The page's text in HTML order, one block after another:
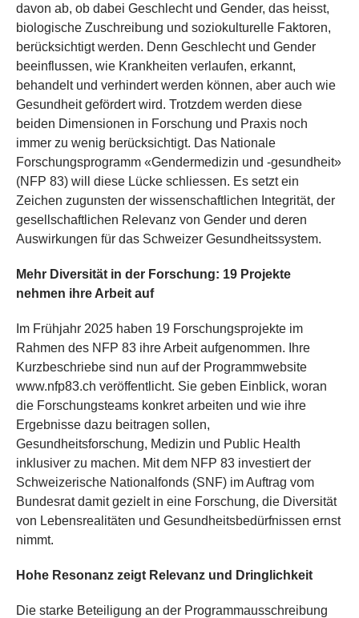
davon ab, ob dabei Geschlecht und Gender, das heisst,
biologische Zuschreibung und soziokulturelle Faktoren,
berücksichtigt werden. Denn Geschlecht und Gender
beeinflussen, wie Krankheiten verlaufen, erkannt,
behandelt und verhindert werden können, aber auch wie
Gesundheit gefördert wird. Trotzdem werden diese
beiden Dimensionen in Forschung und Praxis noch
immer zu wenig berücksichtigt. Das Nationale
Forschungsprogramm «Gendermedizin und -gesundheit»
(NFP 83) will diese Lücke schliessen. Es setzt ein
Zeichen zugunsten der wissenschaftlichen Integrität, der
gesellschaftlichen Relevanz von Gender und deren
Auswirkungen für das Schweizer Gesundheitssystem.
Mehr Diversität in der Forschung: 19 Projekte
nehmen ihre Arbeit auf
Im Frühjahr 2025 haben 19 Forschungsprojekte im
Rahmen des NFP 83 ihre Arbeit aufgenommen. Ihre
Kurzbeschriebe sind nun auf der Programmwebsite
www.nfp83.ch veröffentlicht. Sie geben Einblick, woran
die Forschungsteams konkret arbeiten und wie ihre
Ergebnisse dazu beitragen sollen,
Gesundheitsforschung, Medizin und Public Health
inklusiver zu machen. Mit dem NFP 83 investiert der
Schweizerische Nationalfonds (SNF) im Auftrag vom
Bundesrat damit gezielt in eine Forschung, die Diversität
von Lebensrealitäten und Gesundheitsbedürfnissen ernst
nimmt.
Hohe Resonanz zeigt Relevanz und Dringlichkeit
Die starke Beteiligung an der Programmausschreibung